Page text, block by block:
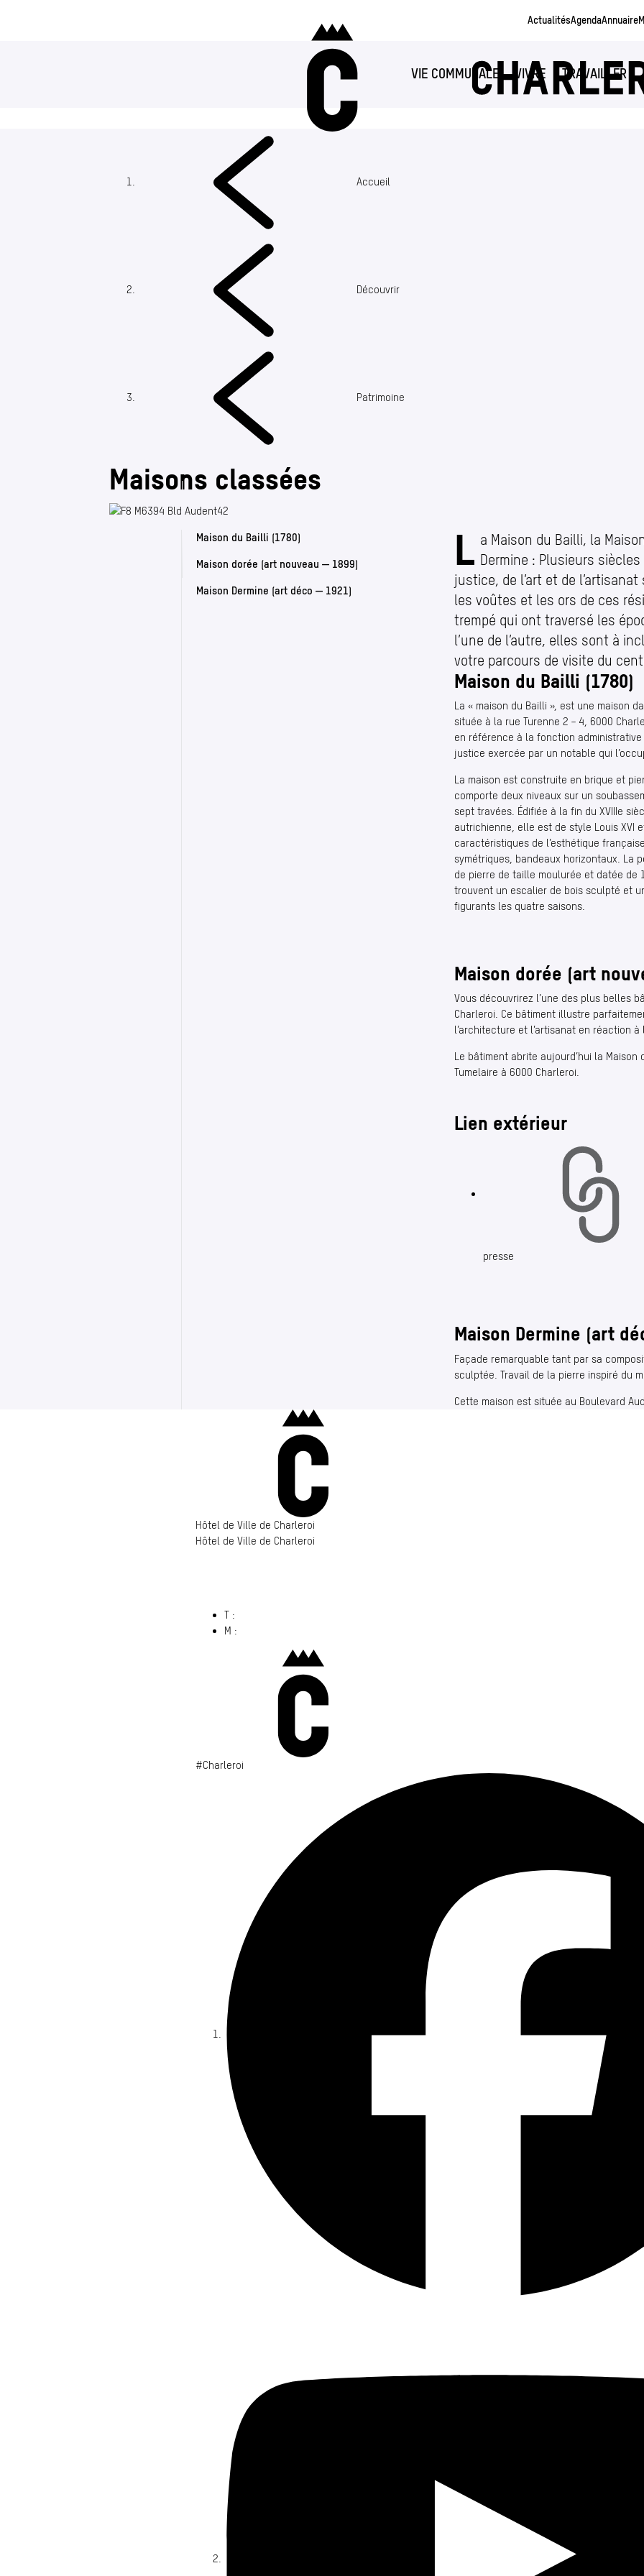
VIE COMMUNALE VIVRE TRAVAILLER
ActualitésAgendaAnnuaire
Accueil
Découvrir
Patrimoine
Maisons classées
Maison du Bailli (1780)
Maison dorée (art nouveau — 1899)
Maison Dermine (art déco — 1921)
Maisons classées
L a Maison du Bailli, la
Dermine : Plusieurs siècles
justice, de l’art et de
les voûtes et les ors de ces
trempé qui ont traversé les
l’une de l’autre, elles sont à
votre parcours de visite du
Maison du Bailli (1780)
La « maison du Bailli », est une maison
située à la rue Turenne 2 – 4, 6000
en référence à la fonction
justice exercée par un notable qui
La maison est construite en brique et
comporte deux niveaux sur un
sept travées. Édifiée à la fin du XVIIIe
autrichienne, elle est de style Louis XVI
caractéristiques de l’esthétique
symétriques, bandeaux horizontaux. La
de pierre de taille moulurée et datée de
trouvent un escalier de bois sculpté et
figurants les quatre saisons.
Maison dorée (art
Vous découvrirez l’une des plus belles
Charleroi. Ce bâtiment illustre
l’architecture et l’artisanat en réaction à
Le bâtiment abrite aujourd’hui la
Tumelaire à 6000 Charleroi.
Lien extérieur
presse
Maison Dermine (art
Façade remarquable tant par sa
sculptée. Travail de la pierre inspiré du
Cette maison est située au Boulevard
Hôtel de Ville de Charleroi
Hôtel de Ville de Charleroi
T :
M :
#Charleroi